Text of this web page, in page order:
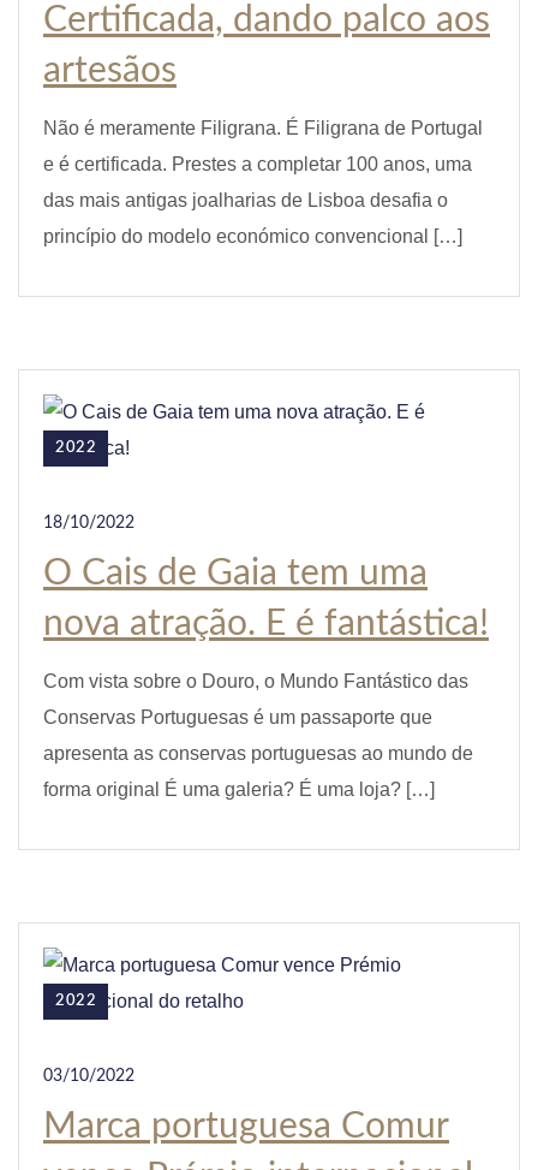
Certificada, dando palco aos
artesãos
Não é meramente Filigrana. É Filigrana de Portugal
e é certificada. Prestes a completar 100 anos, uma
das mais antigas joalharias de Lisboa desafia o
princípio do modelo económico convencional […]
2022
18/10/2022
O Cais de Gaia tem uma
nova atração. E é fantástica!
Com vista sobre o Douro, o Mundo Fantástico das
Conservas Portuguesas é um passaporte que
apresenta as conservas portuguesas ao mundo de
forma original É uma galeria? É uma loja? […]
2022
03/10/2022
Marca portuguesa Comur